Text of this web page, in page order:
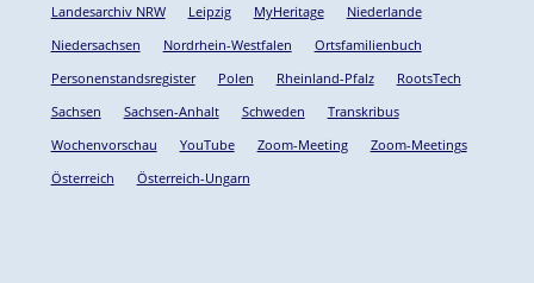
Landesarchiv NRW
Leipzig MyHeritage
Niederlande
Niedersachsen
Nordrhein-Westfalen
Ortsfamilienbuch
Personenstandsregister
Polen Rheinland-Pfalz
RootsTech
Sachsen
Sachsen-Anhalt Schweden
Transkribus
Wochenvorschau
YouTube Zoom-Meeting
Zoom-Meetings
Österreich
Österreich-Ungarn